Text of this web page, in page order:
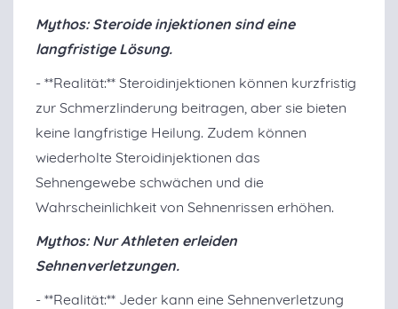
Mythos: Steroide injektionen sind eine
langfristige Lösung.
- **Realität:** Steroidinjektionen können kurzfristig
zur Schmerzlinderung beitragen, aber sie bieten
keine langfristige Heilung. Zudem können
wiederholte Steroidinjektionen das
Sehnengewebe schwächen und die
Wahrscheinlichkeit von Sehnenrissen erhöhen.
Mythos: Nur Athleten erleiden
Sehnenverletzungen.
- **Realität:** Jeder kann eine Sehnenverletzung